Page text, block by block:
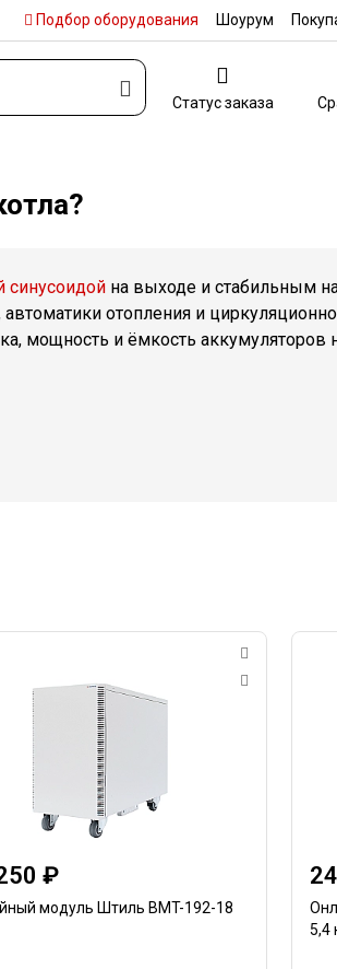
Подбор оборудования Шоурум
Статус заказа
синусоидой на выходе и стабильным
отопления и
мощность и ёмкость аккумуляторов
₽
модуль Штиль BMT-192-18
5,4